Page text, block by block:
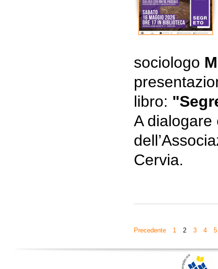
sociologo
libro:
A
Cervia.
Precedente 1 2 3 4 5